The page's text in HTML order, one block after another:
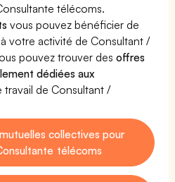
télécoms.
vous pouvez bénéficier de
votre activité de Consultant /
pouvez trouver desoffres
dédiées aux
travail de Consultant /
collectives pour
télécoms